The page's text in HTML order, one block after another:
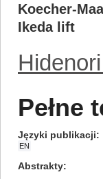
Koecher-
Ikeda lift
Pełne
Języki publikacji
EN
Abstrakty